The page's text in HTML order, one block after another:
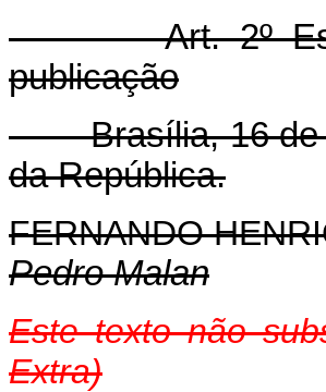
Art. 2º Este
publicação
Brasília, 16 de
da República.
FERNANDO
Pedro Malan
Este texto não
Extra)